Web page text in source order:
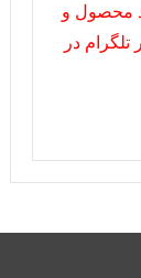
محصول و
در